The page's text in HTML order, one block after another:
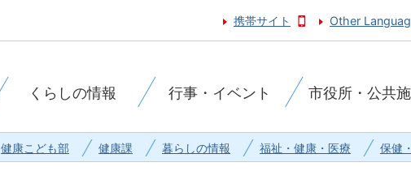
携帯サイト Other
くらしの情報 行事・イベント 市役所・公共
健康こども部 健康課 暮らしの情報 福祉・健康・医療 保健